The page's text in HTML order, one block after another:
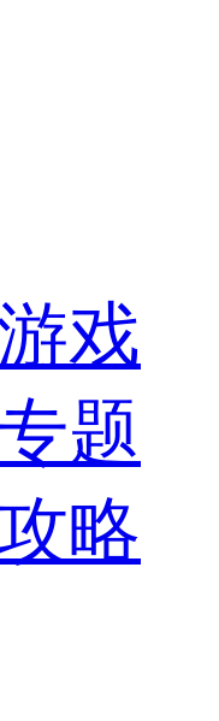
戏
题
略